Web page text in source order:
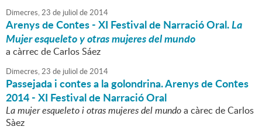
Dimecres,23 de juliol de2014
Arenys de Contes - XI Festival de Narració Oral.La
Mujer esqueleto y otras mujeres del mundo
a càrrec de Carlos Sáez
Dimecres,23 de juliol de2014
Passejada i contes a la golondrina. Arenys de Contes
2014 - XI Festival de Narració Oral
La mujer esqueleto i otras mujeres del mundoa càrec de Carlos
Sàez